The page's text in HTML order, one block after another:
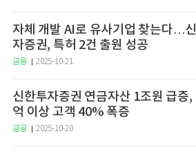
자체 개발 AI로 유사기업 찾는다…
자증권, 특허 2건 출원 성공
금융 2025-10-21
신한투자증권 연금자산 1조원 급증,
억 이상 고객 40% 폭증
금융 2025-10-20